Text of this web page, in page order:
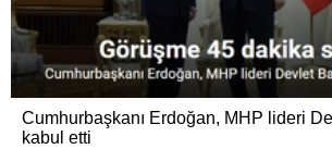
Cumhurbaşkanı Erdoğan, MHP lideri
kabul etti